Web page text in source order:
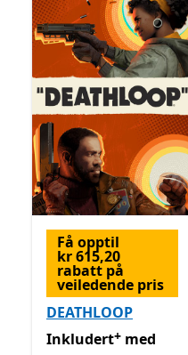
Få opptil
kr 615,20
rabatt på
veiledende pris
DEATHLOOP
Inkludert med Game
Inkludert+ med